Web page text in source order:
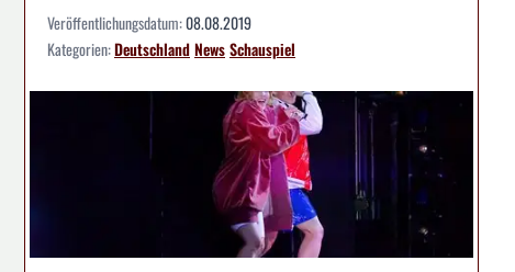
Veröffentlichungsdatum:08.08.2019
Kategorien:DeutschlandNewsSchauspiel